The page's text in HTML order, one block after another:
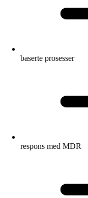
baserte prosesser
respons med MDR